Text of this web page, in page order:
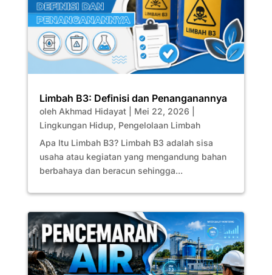
Limbah B3: Definisi dan Penanganannya
oleh Akhmad Hidayat| Mei 22, 2026
Lingkungan Hidup, Pengelolaan Limbah
Apa Itu Limbah B3? Limbah B3 adalah sisa
usaha atau kegiatan yang mengandung bahan
berbahaya dan beracun sehingga...